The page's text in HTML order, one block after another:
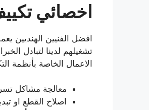
اخصائي
افضل الفنيين الهنديين
تشغيلهم لدينا لتبادل
الاعمال الخاصة بأنظمة
معالجة مشاكل
اصلاح القطع او